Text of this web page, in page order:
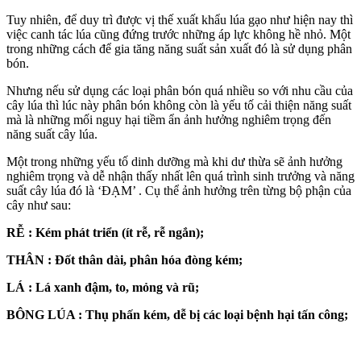
Tuy nhiên, để duy trì được vị thế xuất khẩu lúa gạo như hiện nay thì
việc canh tác lúa cũng đứng trước những áp lực không hề nhỏ. Một
trong những cách để gia tăng năng suất sản xuất đó là sử dụng phân
bón.
Nhưng nếu sử dụng các loại phân bón quá nhiều so với nhu cầu của
cây lúa thì lúc này phân bón không còn là yếu tố cải thiện năng suất
mà là những mối nguy hại tiềm ẩn ảnh hưởng nghiêm trọng đến
năng suất cây lúa.
Một trong những yếu tố dinh dưỡng mà khi dư thừa sẽ ảnh hưởng
nghiêm trọng và dễ nhận thấy nhất lên quá trình sinh trưởng và năng
suất cây lúa đó là ‘ĐẠM’ . Cụ thể ảnh hưởng trên từng bộ phận của
cây như sau:
RỄ : Kém phát triển (ít rễ, rễ ngắn);
THÂN : Đốt thân dài, phân hóa đòng kém;
LÁ : Lá xanh đậm, to, mỏng và rũ;
BÔNG LÚA : Thụ phấn kém, dễ bị các loại bệnh hại tấn công;